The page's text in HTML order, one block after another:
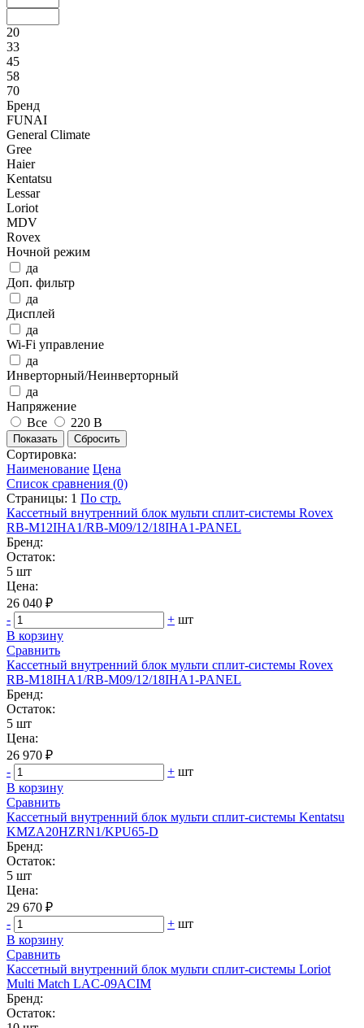
20
33
45
58
70
Бренд
FUNAI
General Climate
Gree
Haier
Kentatsu
Lessar
Loriot
MDV
Rovex
Ночной режим
да
Доп. фильтр
да
Дисплей
да
Wi-Fi управление
да
Инверторный/Неинверторный
да
Напряжение
Все
220 В
Сортировка:
Наименование Цена
Список сравнения (0)
Страницы: 1 По стр.
Кассетный внутренний блок мульти сплит-системы Rovex
RB-M12IHA1/RB-M09/12/18IHA1-PANEL
Бренд:
Остаток:
5 шт
Цена:
26 040 ₽
-
+ шт
В корзину
Сравнить
Кассетный внутренний блок мульти сплит-системы Rovex
RB-M18IHA1/RB-M09/12/18IHA1-PANEL
Бренд:
Остаток:
5 шт
Цена:
26 970 ₽
-
+ шт
В корзину
Сравнить
Кассетный внутренний блок мульти сплит-системы Kentatsu
KMZA20HZRN1/KPU65-D
Бренд:
Остаток:
5 шт
Цена:
29 670 ₽
-
+ шт
В корзину
Сравнить
Кассетный внутренний блок мульти сплит-системы Loriot
Multi Match LAC-09ACIM
Бренд:
Остаток: